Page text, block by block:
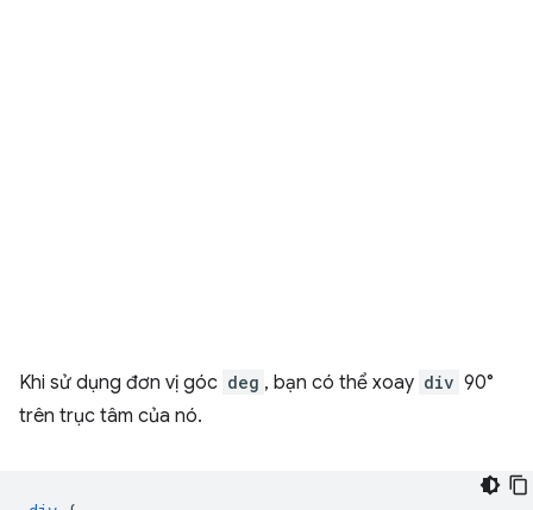
Khi sử dụng đơn vị góc deg , bạn có thể xoay div 90°
trên trục tâm của nó.